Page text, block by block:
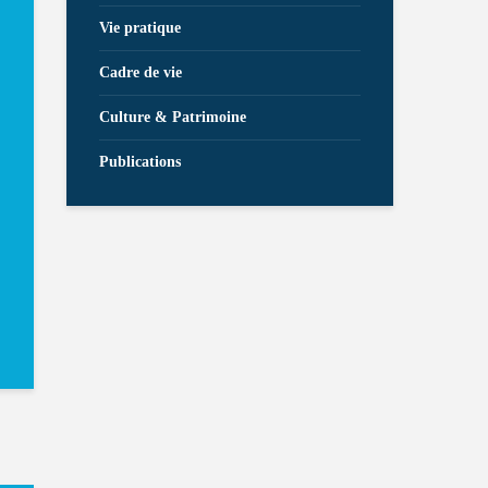
Vie pratique
Cadre de vie
Culture & Patrimoine
Publications